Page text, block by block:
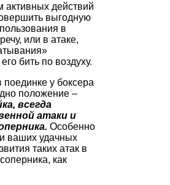
активных действий
выгодную
в
или в атаке,
бить по воздуху.
у боксера
положение –
всегда
атаки и
Особенно
ваших удачных
таких атак в
соперника, как